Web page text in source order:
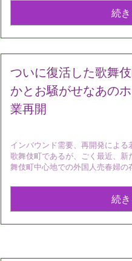
続
ついに復活した歌舞
かとお騒がせなあの
業再開
インバウンド需要、再開発によ
歌舞伎町であるが、ごく最近、
舞伎町中心地での外国人売春婦
続